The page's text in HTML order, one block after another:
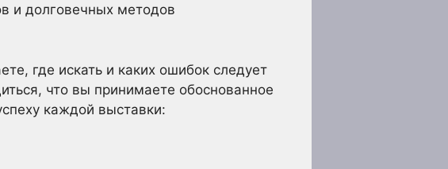
и долговечных методов
где искать и каких ошибок следует
что вы принимаете обоснованное
каждой выставки: